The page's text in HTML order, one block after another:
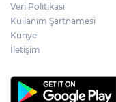
Veri Politikası
Kullanım Şartnamesi
Künye
İletişim